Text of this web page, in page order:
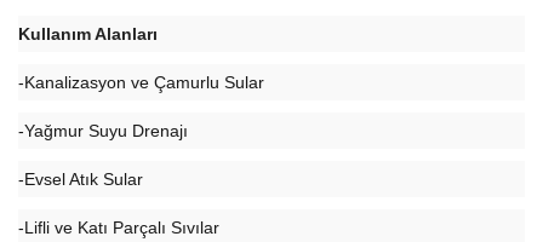
Kullanım Alanları
-Kanalizasyon ve Çamurlu Sular
-Yağmur Suyu Drenajı
-Evsel Atık Sular
-Lifli ve Katı Parçalı Sıvılar